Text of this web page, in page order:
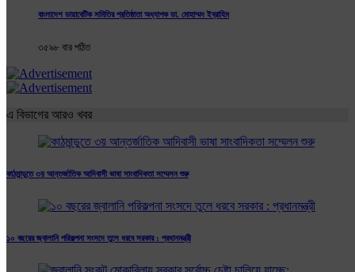
বাংলাদেশ ডায়াবেটিক সমিতির প্রতিষ্ঠাতা অধ্যাপক ডা. মোহাম্মদ ইব্রাহিম
৩৫৯৮ বার পঠিত
এ বিভাগের আরও খবর
কাঠমান্ডুতে ৩য় আন্তর্জাতিক আদিবাসী ভাষা সাংবাদিকতা সম্মেলন শুরু
১০ বছরের জ্বালানি পরিকল্পনা সংসদে তুলে ধরবে সরকার : প্রধানমন্ত্রী